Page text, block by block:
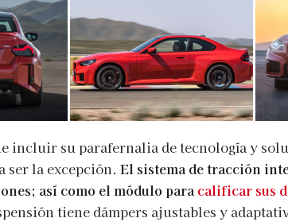
incluir su parafernalia de tecnología y
ser la excepción. El sistema de tracción
así como el módulo para calificar sus
tiene dámpers ajustables y